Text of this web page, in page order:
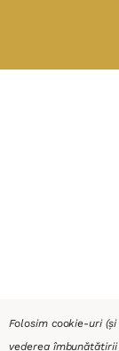
Folosim cookie-uri
vederea